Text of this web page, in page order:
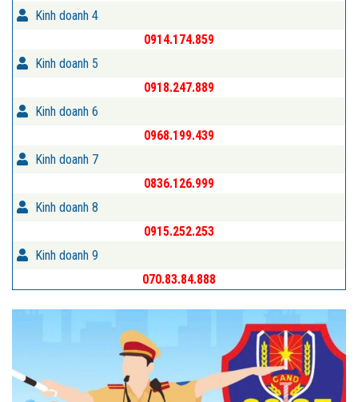
Kinh doanh 4
0914.174.859
Kinh doanh 5
0918.247.889
Kinh doanh 6
0968.199.439
Kinh doanh 7
0836.126.999
Kinh doanh 8
0915.252.253
Kinh doanh 9
070.83.84.888